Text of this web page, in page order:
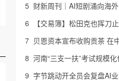
5 财新周刊｜AI短剧涌向海外
6
7
8
9